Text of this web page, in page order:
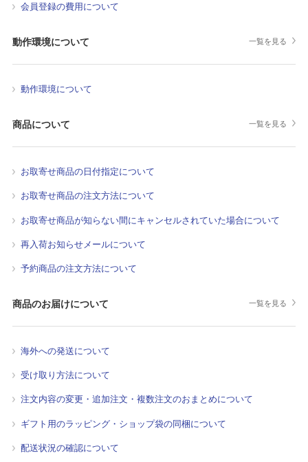
会員登録の費用について
動作環境について 一覧を見る
動作環境について
商品について 一覧を見る
お取寄せ商品の日付指定について
お取寄せ商品の注文方法について
お取寄せ商品が知らない間にキャンセルされていた場合について
再入荷お知らせメールについて
予約商品の注文方法について
商品のお届けについて 一覧を見る
海外への発送について
受け取り方法について
注文内容の変更・追加注文・複数注文のおまとめについて
ギフト用のラッピング・ショップ袋の同梱について
配送状況の確認について